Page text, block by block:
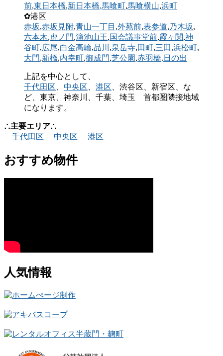
前,東日本橋,新日本橋,馬喰町,馬喰横山,浜町
✿港区
赤坂,赤坂見附,青山一丁目 ,外苑前,表参道,乃木坂,
六本木,虎ノ門,溜池山王,国会議事堂前,霞ヶ関,神
谷町,広尾,白金高輪,品川 ,泉岳寺,田町,三田 ,浜松町,
大門,新橋,内幸町,御成門,芝公園 ,赤羽橋, 日の出
上記を中心として、
千代田区
中央区 港区 、渋谷区、新宿区、な
ど、東京、神奈川、千葉、埼玉 首都圏隣接地域
になります。
∴主要エリア∴
千代田区
中央区 港区
おすすめ物件
人気情報